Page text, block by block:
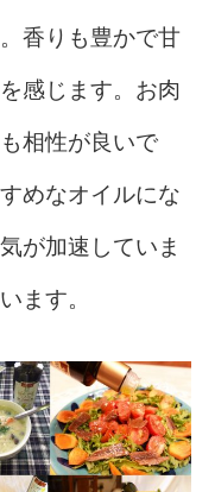
香りも豊かで甘
感じます。お肉
相性が良いで
めなオイルにな
が加速していま
ます。